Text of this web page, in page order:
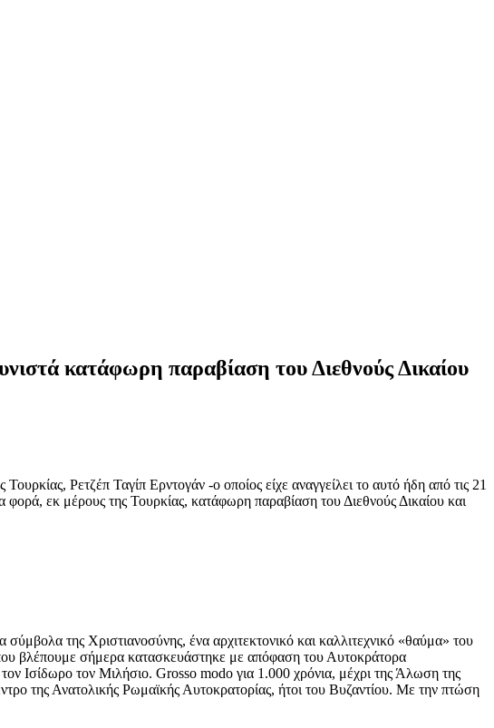
κατάφωρη παραβίαση του Διεθνούς Δικαίου
Ρετζέπ Ταγίπ Ερντογάν -ο οποίος είχε αναγγείλει το αυτό ήδη από τις 21
εκ μέρους της Τουρκίας, κατάφωρη παραβίαση του Διεθνούς Δικαίου και
της Χριστιανοσύνης, ένα αρχιτεκτονικό και καλλιτεχνικό «θαύμα» του
βλέπουμε σήμερα κατασκευάστηκε με απόφαση του Αυτοκράτορα
Ισίδωρο τον Μιλήσιο. Grosso modo για 1.000 χρόνια, μέχρι της Άλωση της
της Ανατολικής Ρωμαϊκής Αυτοκρατορίας, ήτοι του Βυζαντίου. Με την πτώση